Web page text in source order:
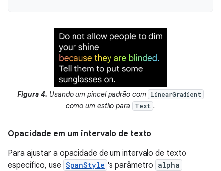
Figura 4. Usando um pincel padrão com linearGradient
como um estilo para Text .
Opacidade em um intervalo de texto
Para ajustar a opacidade de um intervalo de texto
específico, use SpanStyle 's parâmetro alpha